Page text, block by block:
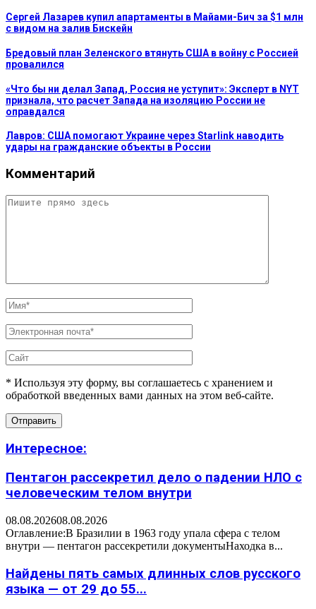
Сергей Лазарев купил апартаменты в Майами-Бич за $1 млн
с видом на залив Бискейн
Бредовый план Зеленского втянуть США в войну с Россией
провалился
«Что бы ни делал Запад, Россия не уступит»: Эксперт в NYT
признала, что расчет Запада на изоляцию России не
оправдался
Лавров: США помогают Украине через Starlink наводить
удары на гражданские объекты в России
Комментарий
* Используя эту форму, вы соглашаетесь с хранением и
обработкой введенных вами данных на этом веб-сайте.
Интересное:
Пентагон рассекретил дело о падении НЛО с
человеческим телом внутри
08.08.202608.08.2026
Оглавление:В Бразилии в 1963 году упала сфера с телом
внутри — пентагон рассекретили документыНаходка в...
Найдены пять самых длинных слов русского
языка — от 29 до 55...